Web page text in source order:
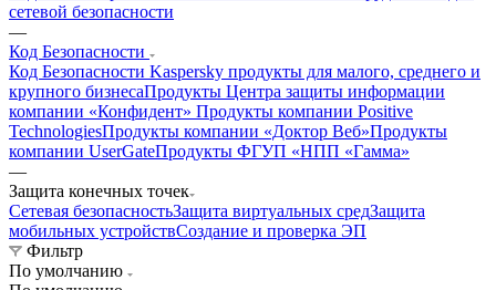
сетевой безопасности
—
Код Безопасности
Код Безопасности Kaspersky продукты для малого, среднего и
крупного бизнесаПродукты Центра защиты информации
компании «Конфидент» Продукты компании Positive
TechnologiesПродукты компании «Доктор Веб»Продукты
компании UserGateПродукты ФГУП «НПП «Гамма»
—
Защита конечных точек
Сетевая безопасностьЗащита виртуальных средЗащита
мобильных устройствСоздание и проверка ЭП
Фильтр
По умолчанию